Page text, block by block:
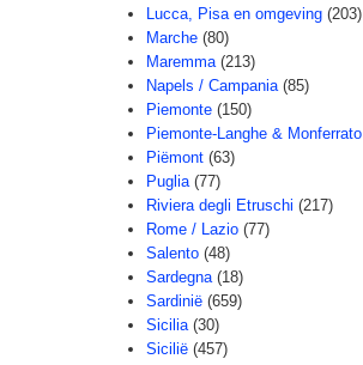
Lucca, Pisa en omgeving (203)
Marche (80)
Maremma (213)
Napels / Campania (85)
Piemonte (150)
Piemonte-Langhe & Monferrato
Piëmont (63)
Puglia (77)
Riviera degli Etruschi (217)
Rome / Lazio (77)
Salento (48)
Sardegna (18)
Sardinië (659)
Sicilia (30)
Sicilië (457)